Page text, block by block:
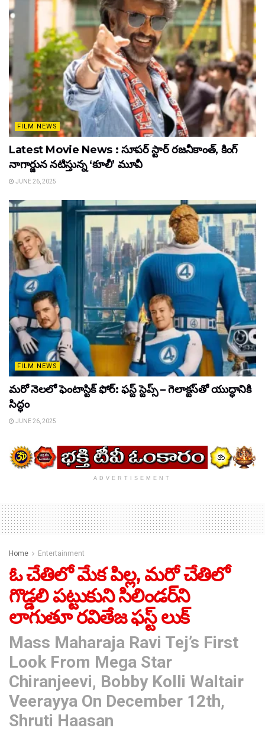
FILM NEWS
Latest Movie News : సూపర్ స్టార్ రజనీకాంత్, కింగ్
నాగార్జున నటిస్తున్న ‘కూలీ’ మూవీ
JUNE 26, 2025
FILM NEWS
మరో నెలలో ఫెంటాస్టిక్ ఫోర్: ఫస్ట్ స్టెప్స్ – గెలాక్టస్‌తో యుద్ధానికి
సిద్ధం
JUNE 26, 2025
ADVERTISEMENT
Home Entertainment
ఓ చేతిలో మేక పిల్ల, మరో చేతిలో
గొడ్డలి పట్టుకుని సిలిండర్‌ని
లాగుతూ రవితేజ ఫస్ట్ లుక్
Mass Maharaja Ravi Tej’s First
Look From Mega Star
Chiranjeevi, Bobby Kolli Waltair
Veerayya On December 12th,
Shruti Haasan